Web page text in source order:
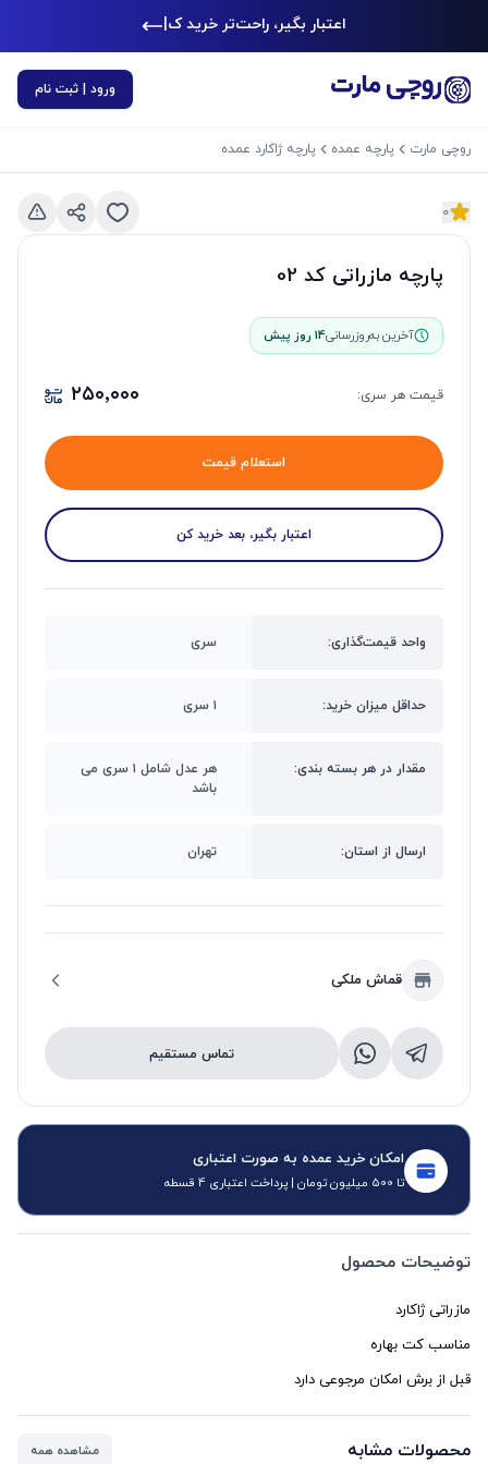
اعتبار بگیر، راحت‌تر خرید کن |
ورود | ثبت نام
روچی مارت پارچه عمده پارچه ژاکارد عمده
0
بعدی
پارچه مازراتی کد 02
آخرین به‌روزرسانی14 روز پیش
قیمت هر سری: ۲۵۰٬۰۰۰
استعلام قیمت
اعتبار بگیر، بعد خرید کن
واحد قیمت‌گذاری: سری
حداقل میزان خرید: ۱ سری
مقدار در هر بسته بندی:
هر عدل شامل ۱ سری می
باشد
ارسال از استان: تهران
قماش ملکی
تماس مستقیم
امکان خرید عمده به صورت اعتباری
تا 500 میلیون تومان | پرداخت اعتباری 4 قسطه
توضیحات محصول
قبل از برش امکان مرجوعی دارد
محصولات مشابه مشاهده همه